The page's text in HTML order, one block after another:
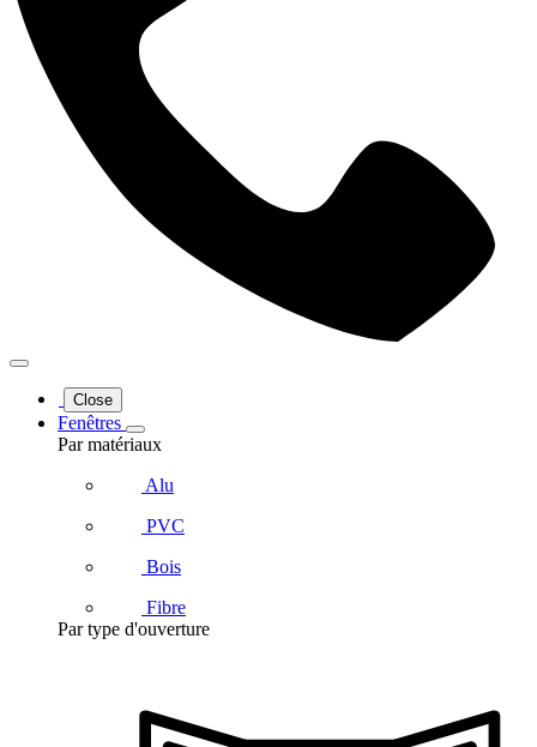
Close
Fenêtres
Par matériaux
Alu
PVC
Bois
Fibre
Par type d'ouverture